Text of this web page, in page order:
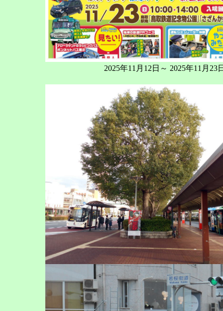
2025年11月12日～ 2025年11月23